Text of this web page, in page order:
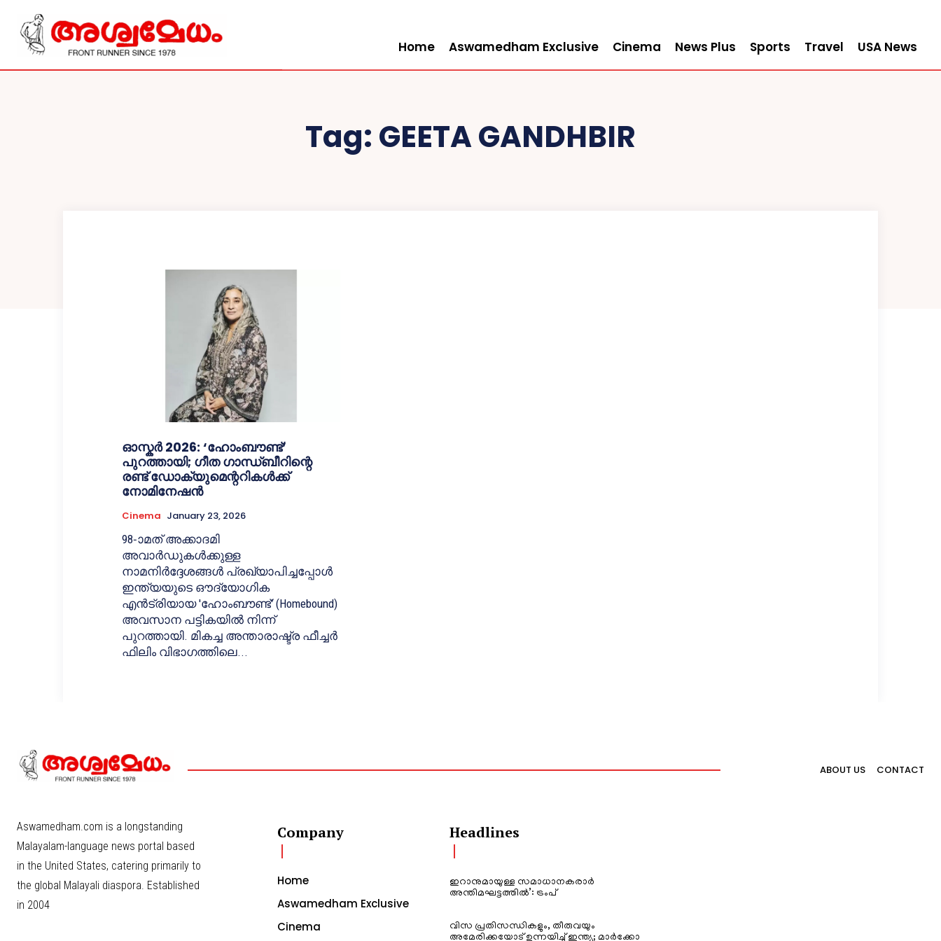
Home Aswamedham Exclusive Cinema News Plus Sports Travel USA News
Tag: GEETA GANDHBIR
ഓസ്കർ 2026: ‘ഹോംബൗണ്ട്’
പുറത്തായി; ഗീത ഗാന്ധ്‌ബീറിന്റെ
രണ്ട് ഡോക്യുമെന്ററികൾക്ക്
നോമിനേഷൻ
Cinema January 23, 2026
98-ാമത് അക്കാദമി
അവാർഡുകൾക്കുള്ള
നാമനിർദ്ദേശങ്ങൾ പ്രഖ്യാപിച്ചപ്പോൾ
ഇന്ത്യയുടെ ഔദ്യോഗിക
എൻട്രിയായ 'ഹോംബൗണ്ട്' (Homebound)
അവസാന പട്ടികയിൽ നിന്ന്
പുറത്തായി. മികച്ച അന്താരാഷ്ട്ര ഫീച്ചർ
ഫിലിം വിഭാഗത്തിലെ...
ABOUT US CONTACT
Aswamedham.com is a longstanding
Malayalam-language news portal based
in the United States, catering primarily to
the global Malayali diaspora. Established
in 2004
Company
Home
Aswamedham Exclusive
Cinema
Headlines
ഇറാനുമായുള്ള സമാധാനകരാർ
അന്തിമഘട്ടത്തിൽ‌’: ട്രംപ്
വിസ പ്രതിസന്ധികളും, തീരുവയും
അമേരിക്കയോട് ഉന്നയിച്ച് ഇന്ത്യ; മാർക്കോ